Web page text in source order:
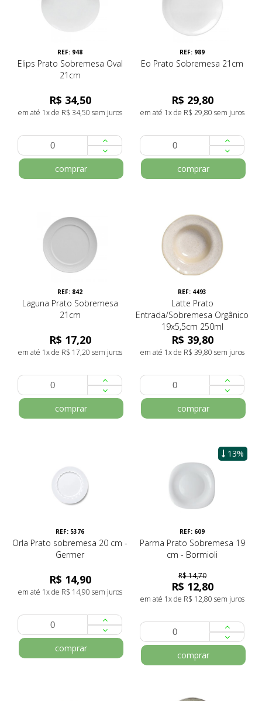
REF: 948
Elips Prato Sobremesa Oval
21cm
R$ 34,50
em até 1x de R$ 34,50 sem juros
comprar
REF: 989
Eo Prato Sobremesa 21cm
R$ 29,80
em até 1x de R$ 29,80 sem juros
comprar
REF: 842
Laguna Prato Sobremesa
21cm
R$ 17,20
em até 1x de R$ 17,20 sem juros
comprar
REF: 4493
Latte Prato
Entrada/Sobremesa Orgânico
19x5,5cm 250ml
R$ 39,80
em até 1x de R$ 39,80 sem juros
comprar
REF: 5376
Orla Prato sobremesa 20 cm -
Germer
R$ 14,90
em até 1x de R$ 14,90 sem juros
comprar
13%
REF: 609
Parma Prato Sobremesa 19
cm - Bormioli
R$ 14,70
R$ 12,80
em até 1x de R$ 12,80 sem juros
comprar